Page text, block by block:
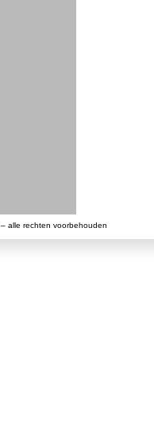
alle rechten voorbehouden